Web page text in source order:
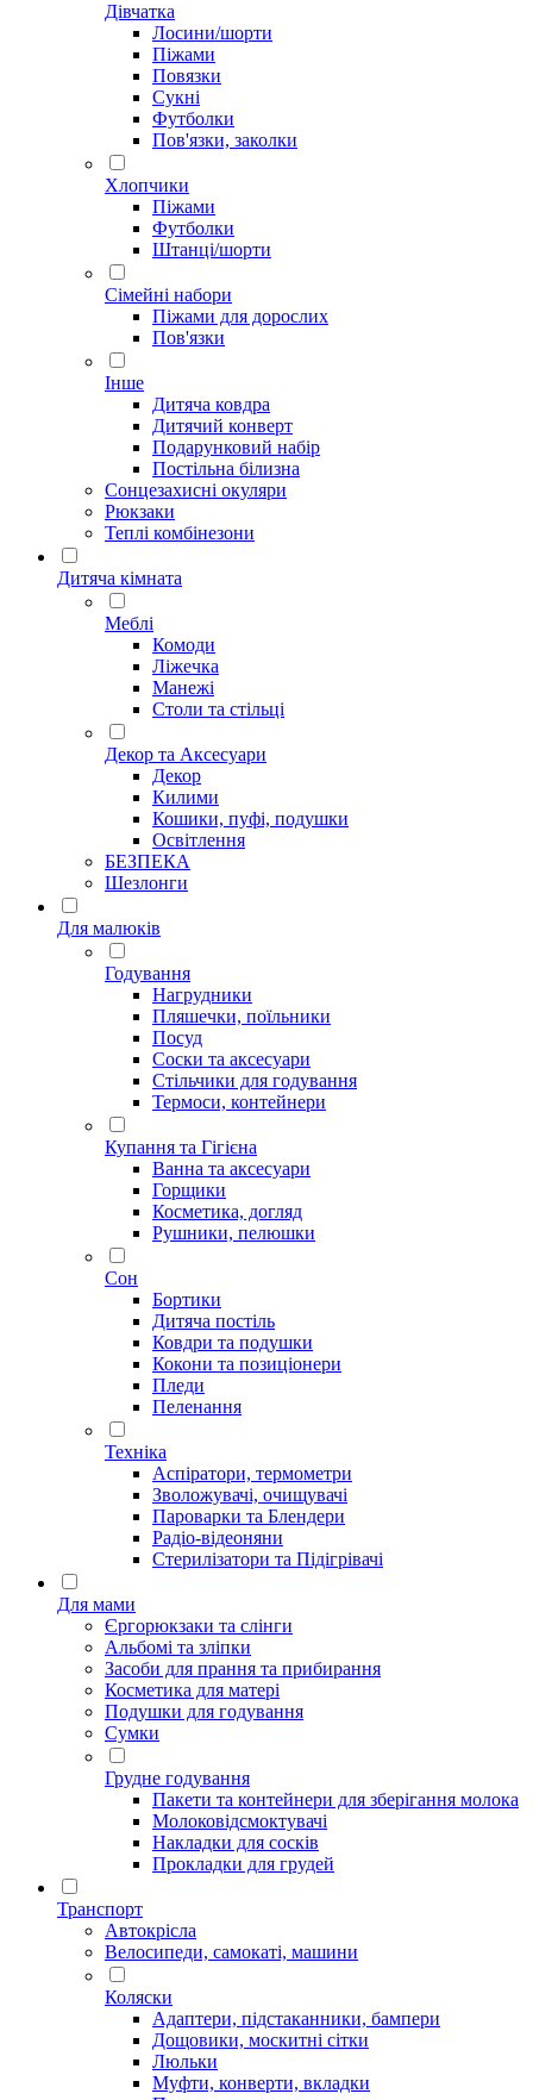
Дівчатка
Лосини/шорти
Піжами
Повязки
Сукні
Футболки
Пов'язки, заколки
Хлопчики
Піжами
Футболки
Штанці/шорти
Сімейні набори
Піжами для дорослих
Пов'язки
Інше
Дитяча ковдра
Дитячий конверт
Подарунковий набір
Постільна білизна
Сонцезахисні окуляри
Рюкзаки
Теплі комбінезони
Дитяча кімната
Меблі
Комоди
Ліжечка
Манежі
Столи та стільці
Декор та Аксесуари
Декор
Килими
Кошики, пуфі, подушки
Освітлення
БЕЗПЕКА
Шезлонги
Для малюків
Годування
Нагрудники
Пляшечки, поїльники
Посуд
Соски та аксесуари
Стільчики для годування
Термоси, контейнери
Купання та Гігієна
Ванна та аксесуари
Горщики
Косметика, догляд
Рушники, пелюшки
Сон
Бортики
Дитяча постіль
Ковдри та подушки
Кокони та позиціонери
Пледи
Пеленання
Техніка
Аспіратори, термометри
Зволожувачі, очищувачі
Пароварки та Блендери
Радіо-відеоняни
Стерилізатори та Підігрівачі
Для мами
Єргорюкзаки та слінги
Альбомі та зліпки
Засоби для прання та прибирання
Косметика для матері
Подушки для годування
Сумки
Грудне годування
Пакети та контейнери для зберігання молока
Молоковідсмоктувачі
Накладки для сосків
Прокладки для грудей
Транспорт
Автокрісла
Велосипеди, самокаті, машини
Коляски
Адаптери, підстаканники, бампери
Дощовики, москитні сітки
Люльки
Муфти, конверти, вкладки